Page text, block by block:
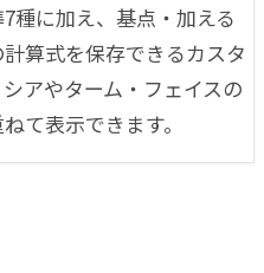
種に加え、基点・加える
算式を保存できるカスタ
アやターム・フェイスの
て表示できます。